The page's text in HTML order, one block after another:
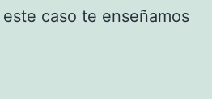
caso te enseñamos